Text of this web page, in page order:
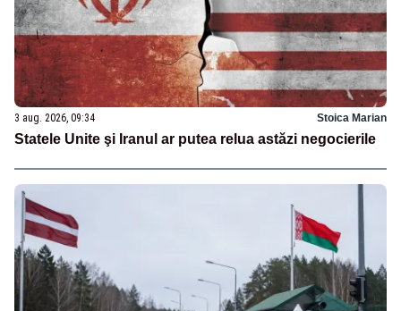
3 aug. 2026, 09:34 Stoica Marian
Statele Unite şi Iranul ar putea relua astăzi negocierile